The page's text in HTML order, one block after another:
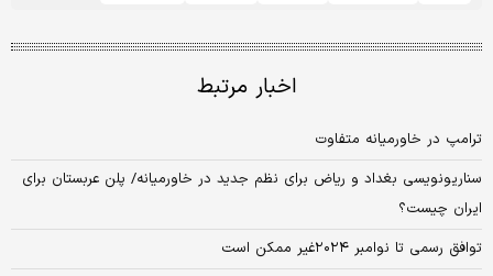
اخبار مرتبط
ترامپ در خاورمیانه متفاوت
سناریونویسی بغداد و ریاض برای نظم جدید در خاورمیانه/ پلن عربستان برای
ایران چیست؟
توافق رسمی تا نوامبر ۲۰۲۴غیر ممکن است